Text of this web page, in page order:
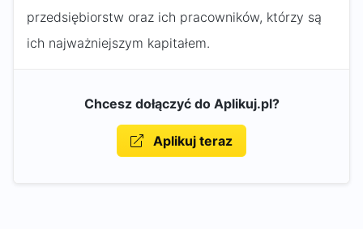
przedsiębiorstw oraz ich pracowników, którzy są
ich najważniejszym kapitałem.
Chcesz dołączyć do Aplikuj.pl?
Aplikuj teraz